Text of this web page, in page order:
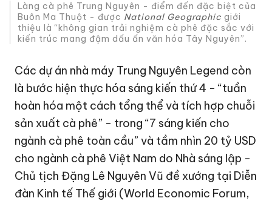
Làng cà phê Trung Nguyên - điểm đến đặc biệt của
Buôn Ma Thuột - được National Geographic giới
thiệu là “không gian trải nghiệm cà phê đặc sắc với
kiến trúc mang đậm dấu ấn văn hóa Tây Nguyên”.
Các dự án nhà máy Trung Nguyên Legend còn
là bước hiện thực hóa sáng kiến thứ 4 - “tuần
hoàn hóa một cách tổng thể và tích hợp chuỗi
sản xuất cà phê” - trong “7 sáng kiến cho
ngành cà phê toàn cầu” và tầm nhìn 20 tỷ USD
cho ngành cà phê Việt Nam do Nhà sáng lập -
Chủ tịchĐặng Lê Nguyên Vũ đề xướng tại Diễn
đàn Kinh tế Thế giới (World Economic Forum,